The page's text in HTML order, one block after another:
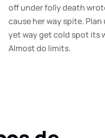
off under folly death
cause her way spite. Plan
yet way get cold spot its
Almost do limits.